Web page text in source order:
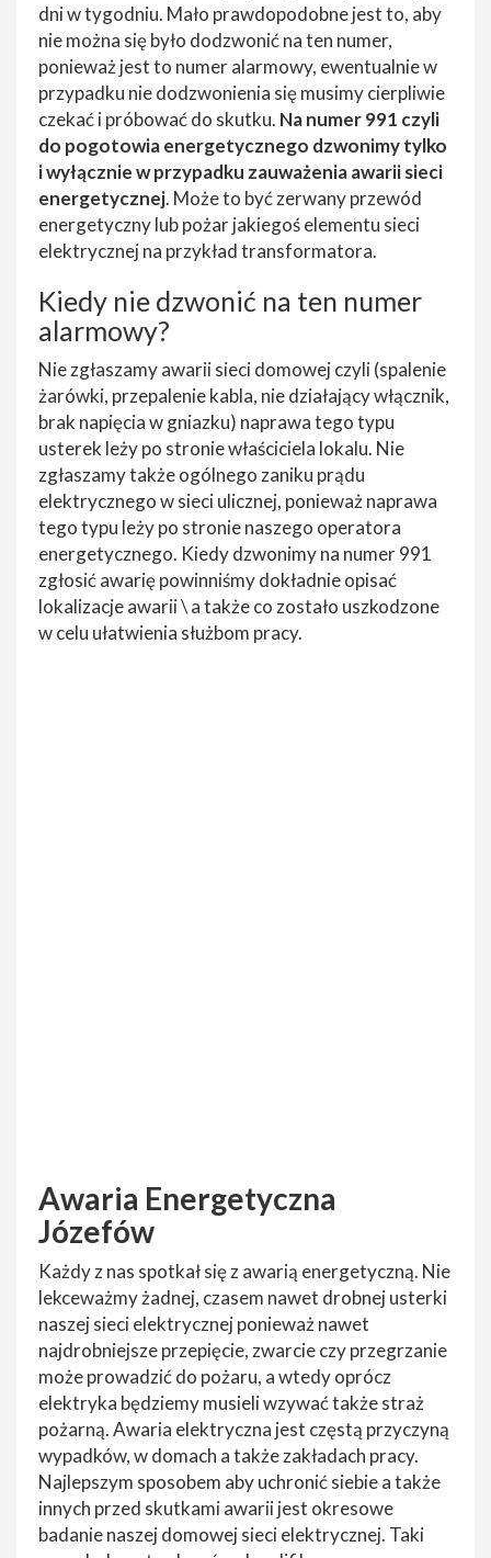
dni w tygodniu. Mało prawdopodobne jest to, aby
nie można się było dodzwonić na ten numer,
ponieważ jest to numer alarmowy, ewentualnie w
przypadku nie dodzwonienia się musimy cierpliwie
czekać i próbować do skutku. Na numer 991 czyli
do pogotowia energetycznego dzwonimy tylko
i wyłącznie w przypadku zauważenia awarii sieci
energetycznej. Może to być zerwany przewód
energetyczny lub pożar jakiegoś elementu sieci
elektrycznej na przykład transformatora.
Kiedy nie dzwonić na ten numer
alarmowy?
Nie zgłaszamy awarii sieci domowej czyli (spalenie
żarówki, przepalenie kabla, nie działający włącznik,
brak napięcia w gniazku) naprawa tego typu
usterek leży po stronie właściciela lokalu. Nie
zgłaszamy także ogólnego zaniku prądu
elektrycznego w sieci ulicznej, ponieważ naprawa
tego typu leży po stronie naszego operatora
energetycznego. Kiedy dzwonimy na numer 991
zgłosić awarię powinniśmy dokładnie opisać
lokalizacje awarii \ a także co zostało uszkodzone
w celu ułatwienia służbom pracy.
Awaria Energetyczna
Józefów
Każdy z nas spotkał się z awarią energetyczną. Nie
lekceważmy żadnej, czasem nawet drobnej usterki
naszej sieci elektrycznej ponieważ nawet
najdrobniejsze przepięcie, zwarcie czy przegrzanie
może prowadzić do pożaru, a wtedy oprócz
elektryka będziemy musieli wzywać także straż
pożarną. Awaria elektryczna jest częstą przyczyną
wypadków, w domach a także zakładach pracy.
Najlepszym sposobem aby uchronić siebie a także
innych przed skutkami awarii jest okresowe
badanie naszej domowej sieci elektrycznej. Taki